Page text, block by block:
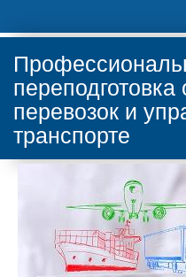
переподготовка
перевозок и
транспорте